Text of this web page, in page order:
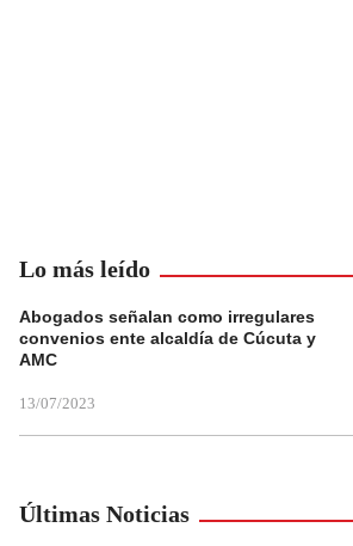
Lo más leído
Abogados señalan como irregulares
convenios ente alcaldía de Cúcuta y
AMC
13/07/2023
Últimas Noticias